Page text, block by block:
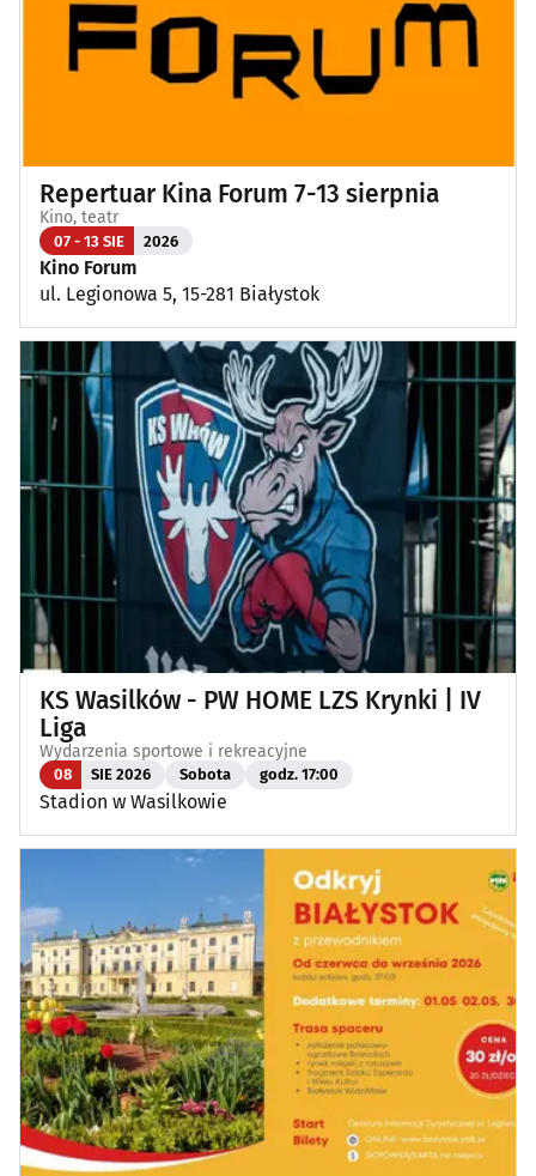
Repertuar Kina Forum 7-13 sierpnia
Kino, teatr
07 - 13 SIE 2026
Kino Forum
ul. Legionowa 5, 15-281 Białystok
KS Wasilków - PW HOME LZS Krynki | IV
Liga
Wydarzenia sportowe i rekreacyjne
08 SIE 2026 Sobota godz. 17:00
Stadion w Wasilkowie